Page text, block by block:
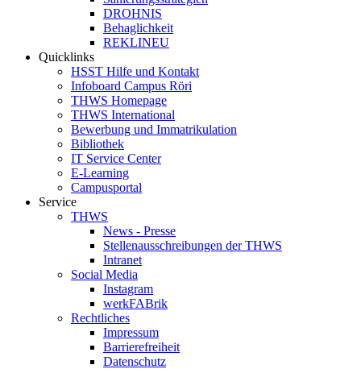
DROHNIS
Behaglichkeit
REKLINEU
Quicklinks
HSST Hilfe und Kontakt
Infoboard Campus Röri
THWS Homepage
THWS International
Bewerbung und Immatrikulation
Bibliothek
IT Service Center
E-Learning
Campusportal
Service
THWS
News - Presse
Stellenausschreibungen der THWS
Intranet
Social Media
Instagram
werkFABrik
Rechtliches
Impressum
Barrierefreiheit
Datenschutz